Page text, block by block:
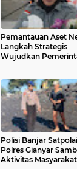
Pemantauan Aset
Langkah Strategis
Wujudkan
Polisi Banjar
Polres Gianyar
Aktivitas